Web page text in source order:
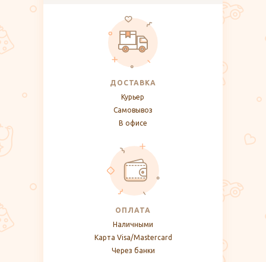
ДОСТАВКА
Курьер
Самовывоз
В офисе
ОПЛАТА
Наличными
Карта Visa/Mastercard
Через банки